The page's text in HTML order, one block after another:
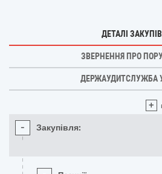
ДЕТАЛІ
ЗВЕРНЕННЯ ПРО
ДЕРЖАУДИТСЛУЖБА
+
- Закупівля: